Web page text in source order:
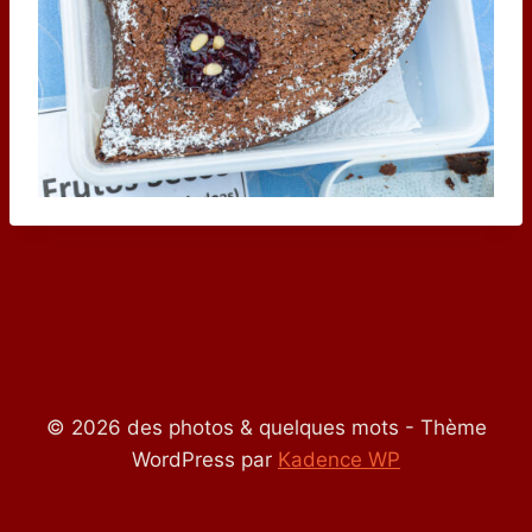
© 2026 des photos & quelques mots - Thème
WordPress par Kadence WP